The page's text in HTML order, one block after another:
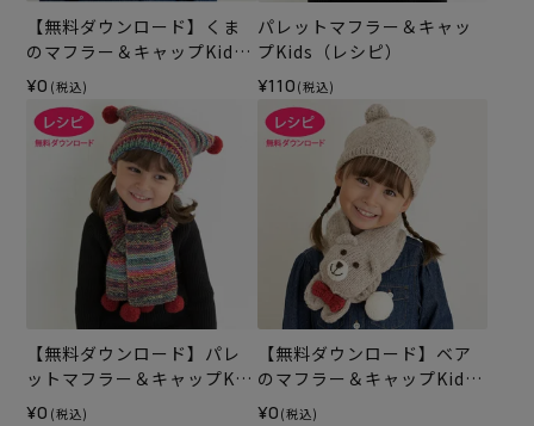
【無料ダウンロード】くま
のマフラー＆キャップKids
（レシピ）
¥0 (税込)
パレットマフラー＆キャッ
プKids（レシピ）
¥110 (税込)
【無料ダウンロード】パレ
ットマフラー＆キャップKid
s（レシピ）
¥0 (税込)
【無料ダウンロード】ベア
のマフラー＆キャップKids
（レシピ）
¥0 (税込)